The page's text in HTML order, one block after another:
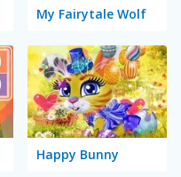
My Fairytale Wolf
Happy Bunny